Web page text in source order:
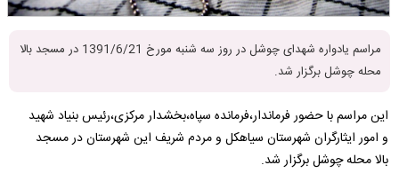
مراسم یادواره شهدای چوشل در روز سه شنبه مورخ 1391/6/21 در مسجد بالا
محله چوشل برگزار شد.
این مراسم با حضور فرماندار،فرمانده سپاه،بخشدار مرکزی،رئیس بنیاد شهید
و امور ایثارگران شهرستان سیاهکل و مردم شریف این شهرستان در مسجد
بالا محله چوشل برگزار شد.